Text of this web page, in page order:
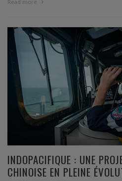
Read more
INDOPACIFIQUE : UNE
CHINOISE EN PLEINE